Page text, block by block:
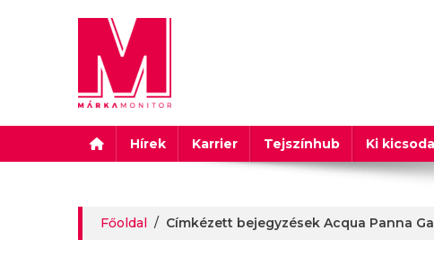
Márkamonitor
Hírek Karrier Tejszínhub Ki kicsoda
Főoldal / Címkézett bejegyzések Acqua Panna